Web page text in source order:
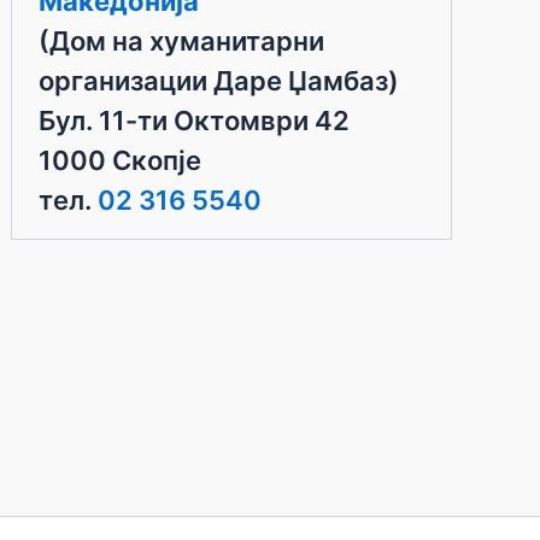
(Дом на хуманитарни
организации Даре Џамбаз)
Бул. 11-ти Октомври 42
1000 Скопје
тел. 02 316 5540